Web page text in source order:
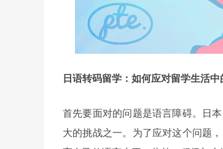
日语转码留学：如何应对留学生活中
首先要面对的问题是语言障碍。日
大的挑战之一。为了应对这个问题